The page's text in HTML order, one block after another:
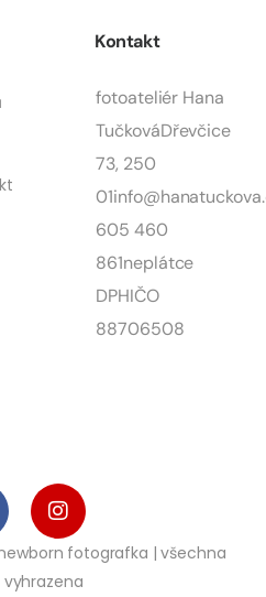
Kontakt
fotoateliér Hana
TučkováDřevčice
73, 250
01
605 460
861neplátce
DPHIČO
88706508
fotografka | všechna